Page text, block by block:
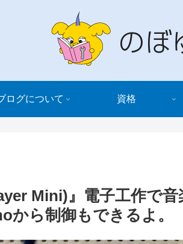
ログについて 資格
Mini)』電子工作で
から制御もできるよ。